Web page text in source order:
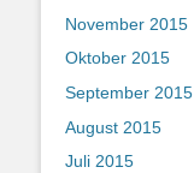
November 2015
Oktober 2015
September 2015
August 2015
Juli 2015